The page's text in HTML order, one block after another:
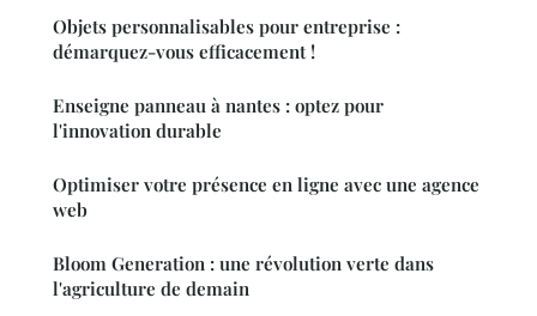
Objets personnalisables pour entreprise :
démarquez-vous efficacement !
Enseigne panneau à nantes : optez pour
l'innovation durable
Optimiser votre présence en ligne avec une agence
web
Bloom Generation : une révolution verte dans
l'agriculture de demain